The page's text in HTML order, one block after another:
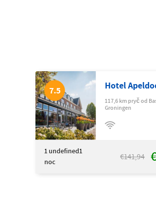
7.5 Hotel
117,6 km pryč od
Groningen
1 undefined1
noc
€141,94